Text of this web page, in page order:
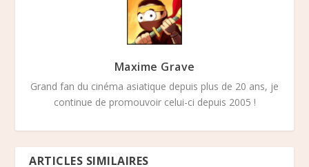
Maxime Grave
Grand fan du cinéma asiatique depuis plus de 20 ans, je
continue de promouvoir celui-ci depuis 2005 !
ARTICLES SIMILAIRES